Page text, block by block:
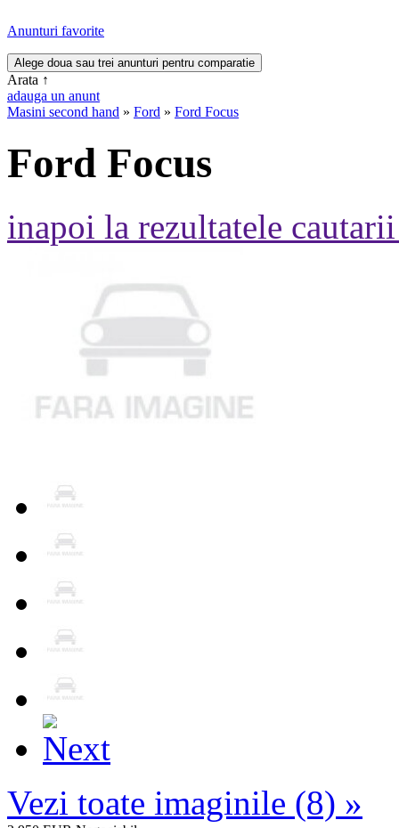
Anunturi favorite
Arata ↑
adauga un anunt
Masini second hand » Ford » Ford Focus
Ford Focus
inapoi la rezultatele
Vezi toate imaginile (8) »